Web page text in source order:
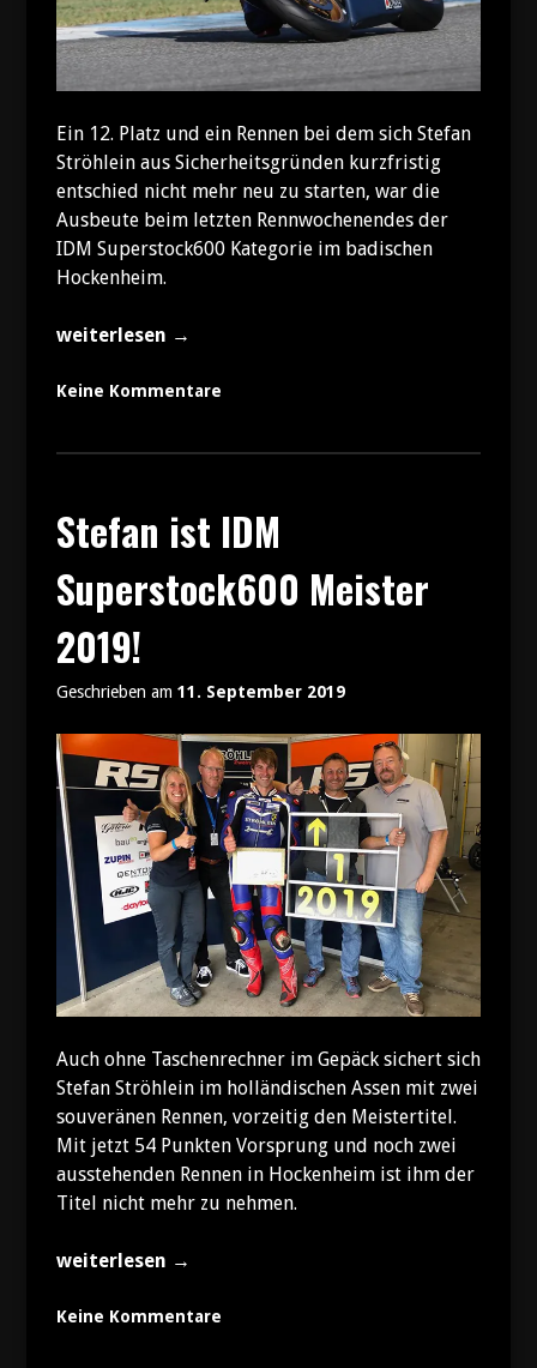
Ein 12. Platz und ein Rennen bei dem sich Stefan
Ströhlein aus Sicherheitsgründen kurzfristig
entschied nicht mehr neu zu starten, war die
Ausbeute beim letzten Rennwochenendes der
IDM Superstock600 Kategorie im badischen
Hockenheim.
„Saisonende
Stefan
Mission
weiterlesen →
Keine Kommentare
Stefan ist IDM
Superstock600 Meister
2019!
Geschrieben am 11. September 2019
Auch ohne Taschenrechner im Gepäck sichert sich
Stefan Ströhlein im holländischen Assen mit zwei
souveränen Rennen, vorzeitig den Meistertitel.
Mit jetzt 54 Punkten Vorsprung und noch zwei
ausstehenden Rennen in Hockenheim ist ihm der
Titel nicht mehr zu nehmen.
„Stefan
IDM
weiterlesen →
Keine Kommentare